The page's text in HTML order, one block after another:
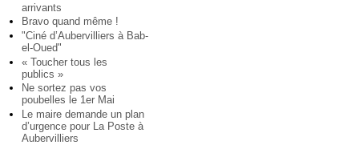
arrivants
Bravo quand même !
"Ciné d’Aubervilliers à Bab-
el-Oued"
« Toucher tous les
publics »
Ne sortez pas vos
poubelles le 1er Mai
Le maire demande un plan
d’urgence pour La Poste à
Aubervilliers